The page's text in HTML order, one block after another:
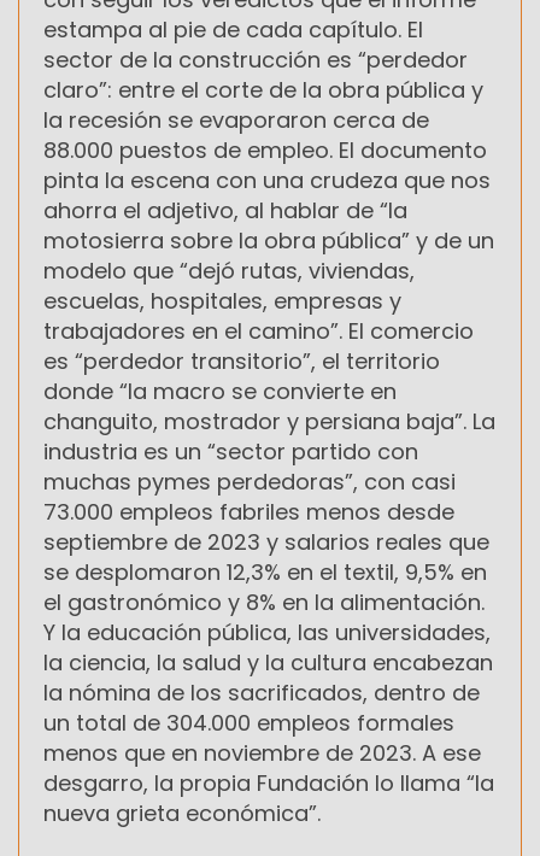
estampa al pie de cada capítulo. El
sector de la construcción es “perdedor
claro”: entre el corte de la obra pública y
la recesión se evaporaron cerca de
88.000 puestos de empleo. El documento
pinta la escena con una crudeza que nos
ahorra el adjetivo, al hablar de “la
motosierra sobre la obra pública” y de un
modelo que “dejó rutas, viviendas,
escuelas, hospitales, empresas y
trabajadores en el camino”. El comercio
es “perdedor transitorio”, el territorio
donde “la macro se convierte en
changuito, mostrador y persiana baja”. La
industria es un “sector partido con
muchas pymes perdedoras”, con casi
73.000 empleos fabriles menos desde
septiembre de 2023 y salarios reales que
se desplomaron 12,3% en el textil, 9,5% en
el gastronómico y 8% en la alimentación.
Y la educación pública, las universidades,
la ciencia, la salud y la cultura encabezan
la nómina de los sacrificados, dentro de
un total de 304.000 empleos formales
menos que en noviembre de 2023. A ese
desgarro, la propia Fundación lo llama “la
nueva grieta económica”.